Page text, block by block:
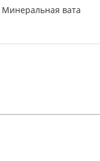
Минеральная вата